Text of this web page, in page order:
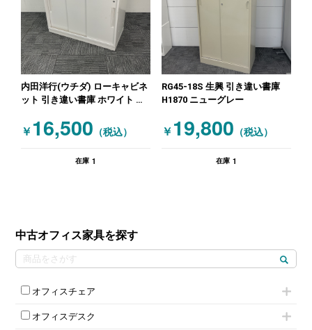
中古オフィス家具を探す
オフィスチェア
肘無しチェア
オフィスデスク
内田洋行(ウチダ) ローキャビネ
ット 引き違い書庫 ホワイト 木
￥ 16,500 （税込）
在庫 1
RG45-18S 生興 引き違い書庫
H1870 ニューグレー
￥ 19,800 （税込）
在庫 1